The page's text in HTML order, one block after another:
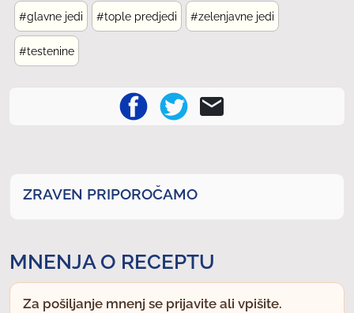
#glavne jedi #tople predjedi #zelenjavne jedi
#testenine
ZRAVEN PRIPOROČAMO
MNENJA O RECEPTU
Za pošiljanje mnenj se prijavite ali vpišite.